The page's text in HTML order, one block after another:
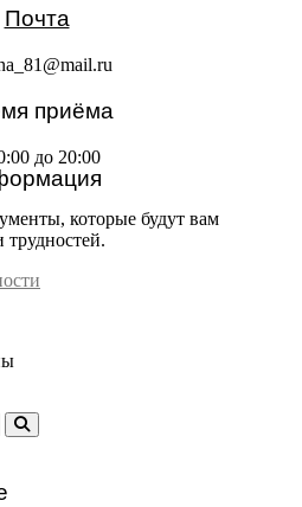
Почта
приёма
до 20:00
которые будут вам